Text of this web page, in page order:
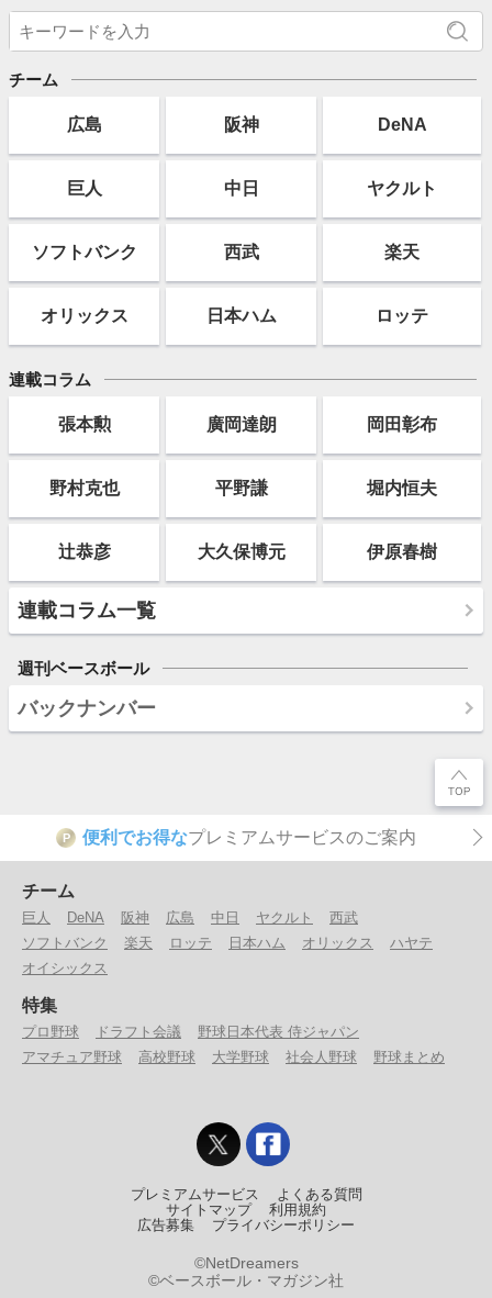
チーム
広島 阪神 DeNA
巨人 中日 ヤクルト
ソフト バンク 西武 楽天
オリックス 日本ハム ロッテ
連載コラム
張本勲 廣岡達朗 岡田彰布
野村克也 平野謙 堀内恒夫
辻恭彦 大久保博元 伊原春樹
連載コラム一覧
週刊ベースボール
バックナンバー
P 便利でお得なプレミアムサービスのご案内
チーム
巨人 DeNA 阪神 広島 中日 ヤクルト
西武
ソフトバンク
楽天 ロッテ 日本ハム オリックス
ハヤテ
オイシックス
特集
プロ野球 ドラフト会議
野球日本代表 侍ジャパン
アマチュア野球
高校野球 大学野球 社会人野球 野球まとめ
プレミアムサービス
よくある質問
サイトマップ
利用規約
広告募集
プライバシーポリシー
©NetDreamers
©ベースボール・マガジン社